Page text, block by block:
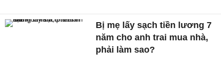
Bị mẹ lấy sạch tiền lương 7
năm cho anh trai mua nhà,
phải làm sao?